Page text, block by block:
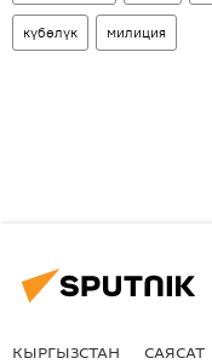
күбөлүк милиция
КЫРГЫЗСТАН САЯСАТ